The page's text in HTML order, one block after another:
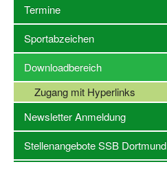
Vereine
Vereinssuche
Übungsleiterbörse
Sportanlagen in Dortmund
Olympiabewerbung
Kinderschutz im Sport
Termine
Sportabzeichen
Downloadbereich
Zugang mit Hyperlinks
Newsletter Anmeldung
Stellenangebote SSB Dortmund